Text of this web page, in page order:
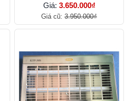
Giá: 3.650.000₫
Giá cũ: 3.950.000₫